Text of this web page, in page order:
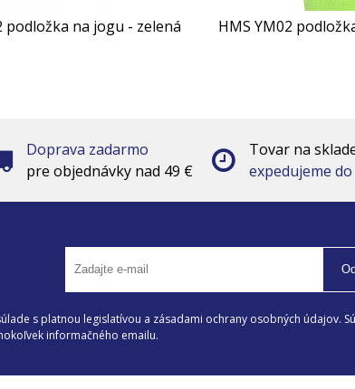
podložka na jogu - zelená HMS YM02
Doprava zadarmo
pre objednávky nad 49 €
Tovar na
expedujeme do
s platnou legislatívou a zásadami ochrany osobných údajov.
informačného emailu.